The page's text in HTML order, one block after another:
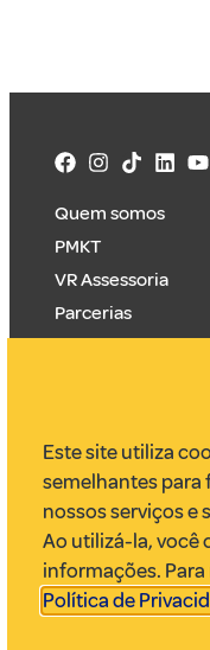
Quem somos
PMKT
VR Assessoria
Parcerias
Envie uma pauta
Este site utiliza
semelhantes para
nossos serviços e
Ao utilizá-la, você
informações.
Política de